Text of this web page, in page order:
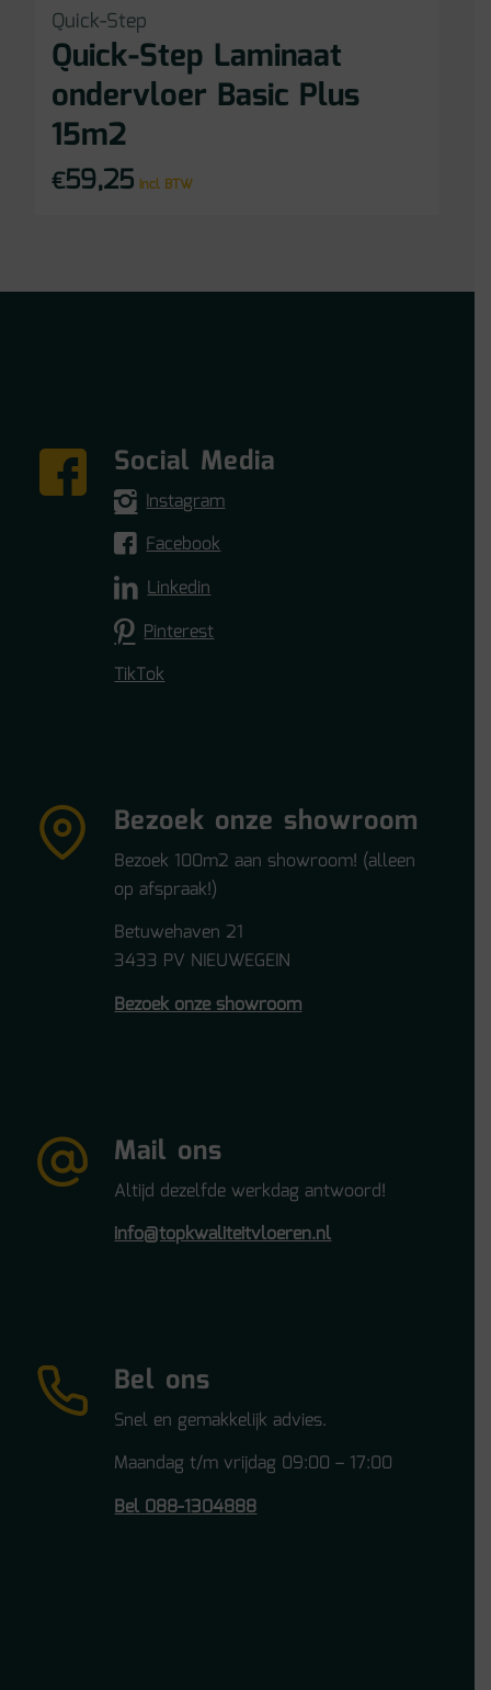
Quick-Step
Quick-Step Laminaat
ondervloer Basic Plus
15m2
€59,25 incl BTW
Social Media
Instagram
Facebook
Linkedin
Pinterest
TikTok
Bezoek onze showroom
Bezoek 100m2 aan showroom! (alleen
op afspraak!)
Betuwehaven 21
3433 PV NIEUWEGEIN
Bezoek onze showroom
Mail ons
Altijd dezelfde werkdag antwoord!
info@topkwaliteitvloeren.nl
Bel ons
Snel en gemakkelijk advies.
Maandag t/m vrijdag 09:00 – 17:00
Bel 088-1304888